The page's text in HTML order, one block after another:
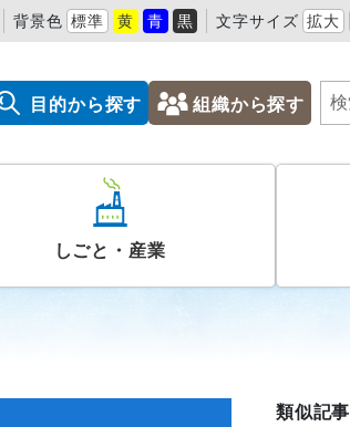
背景色 標準 黄 青 黒 文字サイズ 拡大
目的から探す 組織から探す
しごと・産業
類似記事